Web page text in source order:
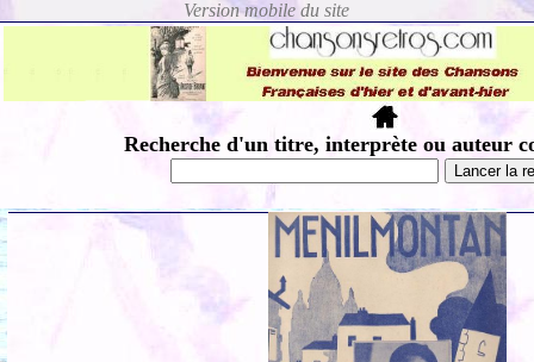
Recherche d'un titre, interprète ou auteur